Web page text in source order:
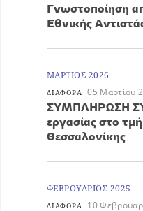
Γνωστοποίηση
Εθνικής
ΜΑΡΤΙΟΣ 2026
ΔΙΑΦΟΡΑ 05 Μαρτίου
ΣΥΜΠΛΗΡΩΣΗ
εργασίας στο
Θεσσαλονίκης
ΦΕΒΡΟΥΑΡΙΟΣ 2025
ΔΙΑΦΟΡΑ 10